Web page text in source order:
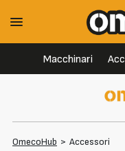
Macchinari
OmecoHub > Accessori